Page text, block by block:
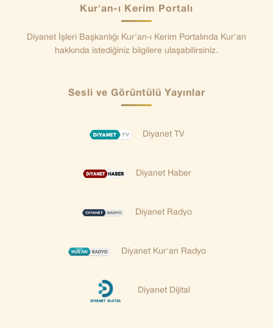
Kur'an-ı Kerim Portalı
Diyanet İşleri Başkanlığı Kur'an-ı Kerim Portalında Kur'an
hakkında istediğiniz bilgilere ulaşabilirsiniz.
Sesli ve Görüntülü Yayınlar
Diyanet TV
Diyanet Haber
Diyanet Radyo
Diyanet Kur'an Radyo
Diyanet Dijital